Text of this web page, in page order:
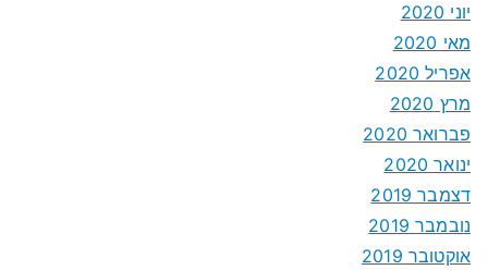
יוני 2020
מאי 2020
אפריל 2020
מרץ 2020
פברואר 2020
ינואר 2020
דצמבר 2019
נובמבר 2019
אוקטובר 2019